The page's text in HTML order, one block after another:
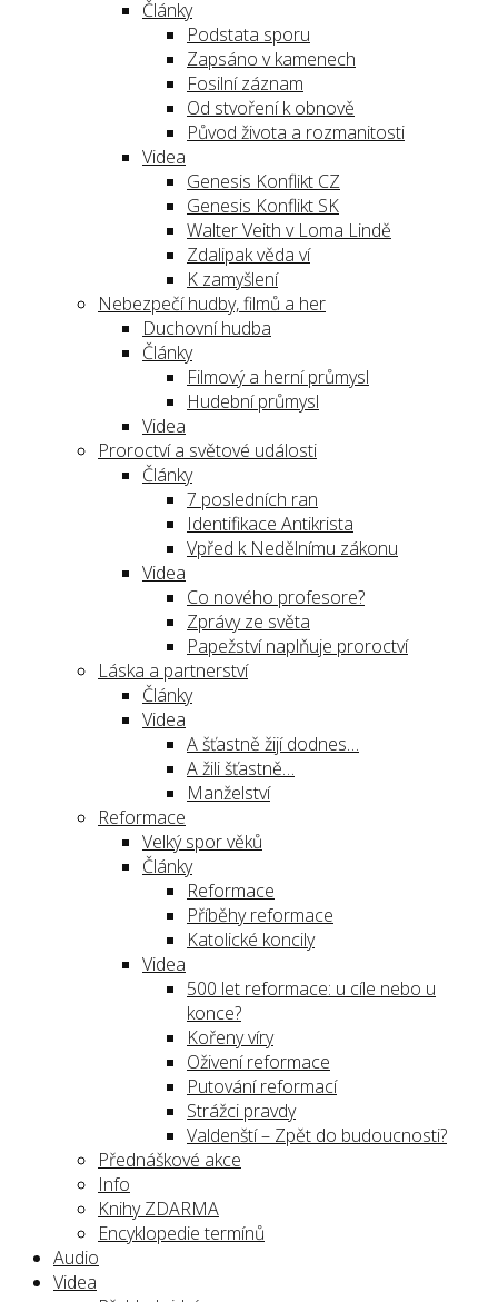
Články
Podstata sporu
Zapsáno v kamenech
Fosilní záznam
Od stvoření k obnově
Původ života a rozmanitosti
Videa
Genesis Konflikt CZ
Genesis Konflikt SK
Walter Veith v Loma Lindě
Zdalipak věda ví
K zamyšlení
Nebezpečí hudby, filmů a her
Duchovní hudba
Články
Filmový a herní průmysl
Hudební průmysl
Videa
Proroctví a světové události
Články
7 posledních ran
Identifikace Antikrista
Vpřed k Nedělnímu zákonu
Videa
Co nového profesore?
Zprávy ze světa
Papežství naplňuje proroctví
Láska a partnerství
Články
Videa
A šťastně žijí dodnes…
A žili šťastně…
Manželství
Reformace
Velký spor věků
Články
Reformace
Příběhy reformace
Katolické koncily
Videa
500 let reformace: u cíle nebo u
konce?
Kořeny víry
Oživení reformace
Putování reformací
Strážci pravdy
Valdenští – Zpět do budoucnosti?
Přednáškové akce
Info
Knihy ZDARMA
Encyklopedie termínů
Audio
Videa